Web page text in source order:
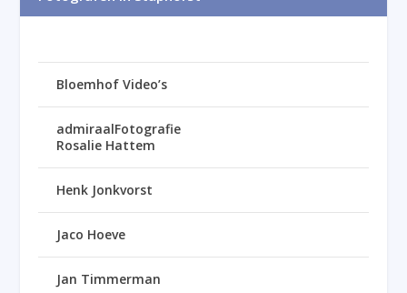
Bloemhof Video’s
admiraalFotografie
Rosalie Hattem
Henk Jonkvorst
Jaco Hoeve
Jan Timmerman